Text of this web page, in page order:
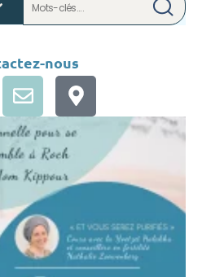
nous